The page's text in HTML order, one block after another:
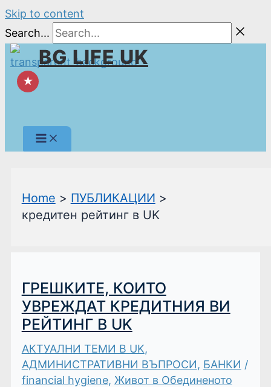
Skip to content
Search...
BG LIFE UK
★
Home
ПУБЛИКАЦИИ
кредитен рейтинг в UK
ГРЕШКИТЕ, КОИТО
УВРЕЖДАТ КРЕДИТНИЯ ВИ
РЕЙТИНГ В UK
АКТУАЛНИ ТЕМИ В UK,
АДМИНИСТРАТИВНИ ВЪПРОСИ, БАНКИ /
financial hygiene, Живот в Обединеното